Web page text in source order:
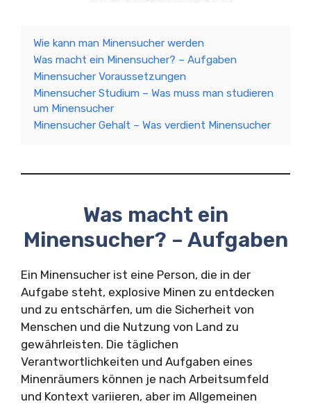
Wie kann man Minensucher werden
Was macht ein Minensucher? – Aufgaben
Minensucher Voraussetzungen
Minensucher Studium – Was muss man studieren
um Minensucher
Minensucher Gehalt – Was verdient Minensucher
Was macht ein
Minensucher? – Aufgaben
Ein Minensucher ist eine Person, die in der
Aufgabe steht, explosive Minen zu entdecken
und zu entschärfen, um die Sicherheit von
Menschen und die Nutzung von Land zu
gewährleisten. Die täglichen
Verantwortlichkeiten und Aufgaben eines
Minenräumers können je nach Arbeitsumfeld
und Kontext variieren, aber im Allgemeinen